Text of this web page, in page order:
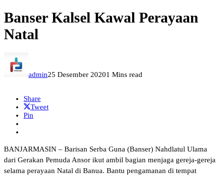
Banser Kalsel Kawal Perayaan
Natal
admin25 Desember 20201 Mins read
Share
Tweet
Pin
BANJARMASIN – Barisan Serba Guna (Banser) Nahdlatul Ulama
dari Gerakan Pemuda Ansor ikut ambil bagian menjaga gereja-gereja
selama perayaan Natal di Banua. Bantu pengamanan di tempat